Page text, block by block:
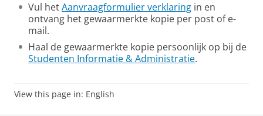
Vul hetAanvraagformulier verklaring in en
ontvang het gewaarmerkte kopie per post of e-
mail.
Haal de gewaarmerkte kopie persoonlijk op bij de
Studenten Informatie & Administratie.
View this page in: English